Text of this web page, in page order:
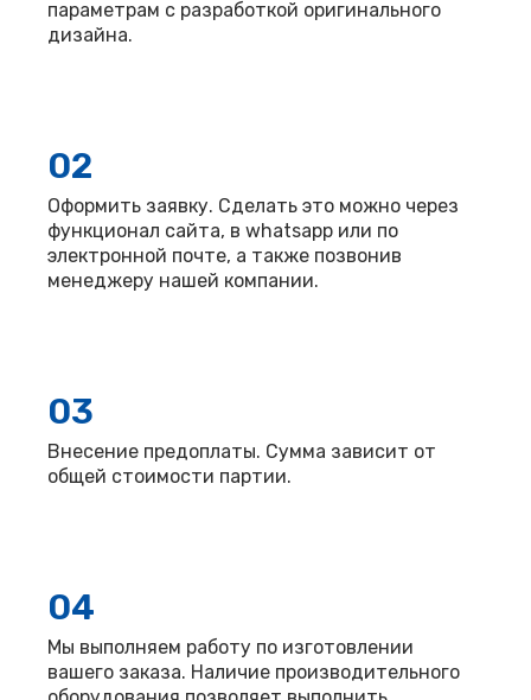
параметрам с разработкой оригинального
дизайна.
02
Оформить заявку. Сделать это можно через
функционал сайта, в whatsapp или по
электронной почте, а также позвонив
менеджеру нашей компании.
03
Внесение предоплаты. Сумма зависит от
общей стоимости партии.
04
Мы выполняем работу по изготовлении
вашего заказа. Наличие производительного